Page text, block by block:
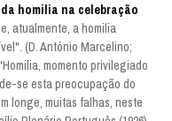
homilia na celebração
atualmente, a homilia
(D. António Marcelino;
momento privilegiado
se esta preocupação do
longe, muitas falhas, neste